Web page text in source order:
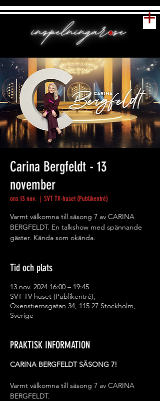
Carina Bergfeldt - 13
november
ons 13 nov.
  |
SVT TV-huset (Publikentré)
Varmt välkomna till säsong 7 av CARINA
BERGFELDT. En talkshow med spännande
gäster. Kända som okända.
Tid och plats
13 nov. 2024 16:00 – 19:45
SVT TV-huset (Publikentré),
Oxenstiernsgatan 34, 115 27 Stockholm,
Sverige
PRAKTISK INFORMATION
CARINA BERGFELDT SÄSONG 7!
Varmt välkomna till säsong 7 av CARINA
BERGFELDT.